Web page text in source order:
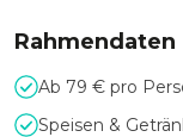
Rahmendaten
Ab 79 € pro
Speisen &